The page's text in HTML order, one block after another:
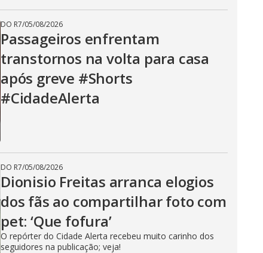
DO R7/05/08/2026
Passageiros enfrentam
transtornos na volta para casa
após greve #Shorts
#CidadeAlerta
DO R7/05/08/2026
Dionisio Freitas arranca elogios
dos fãs ao compartilhar foto com
pet: ‘Que fofura’
O repórter do Cidade Alerta recebeu muito carinho dos
seguidores na publicação; veja!